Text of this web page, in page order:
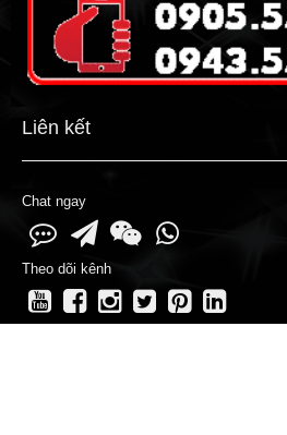
Liên kết
Chat ngay
Theo dõi kênh